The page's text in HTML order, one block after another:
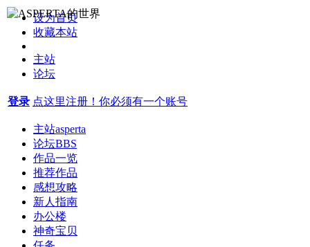
设为首页
收藏本站
主站
论坛
登录 点这里注册！你必须有一个账号
主站asperta
论坛BBS
作品一览
推荐作品
感想攻略
新人指南
办公楼
神奇宝贝